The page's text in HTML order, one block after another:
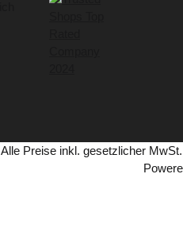
Alle Preise inkl. gesetzlicher